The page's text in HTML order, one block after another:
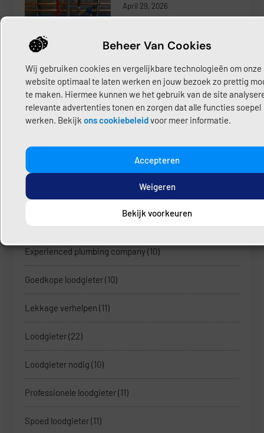
Beheer Van Cookies
Wij gebruiken cookies en vergelijkbare technologieën om onze
website optimaal te laten werken en jouw bezoek zo prettig
te maken. Hiermee kunnen we het gebruik van de site
relevante advertenties tonen en zorgen dat alle functies soepel
werken. Bekijk ons cookiebeleidvoor meer informatie.
Accepteren
Weigeren
Bekijk voorkeuren
April 29, 2026
Nieuwe badkamer? Hier moet
je aan denken
Maart 27, 2026
Categorieën
Afvoer ontstoppen
Experienced plumbing company(10)
Goedkope loodgieter(10)
Lekkage verhelpen (11)
Loodgieter(22)
Loodgieter nodig (10)
Professionele loodgieter(11)
Spoed loodgieter(11)